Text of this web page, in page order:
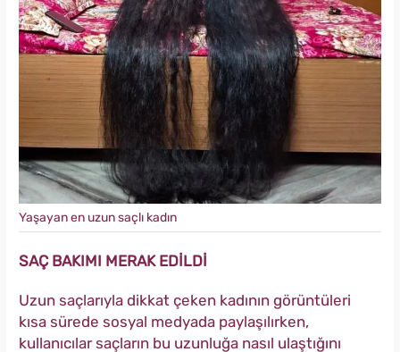
Yaşayan en uzun saçlı kadın
SAÇ BAKIMI MERAK EDİLDİ
Uzun saçlarıyla dikkat çeken kadının görüntüleri
kısa sürede sosyal medyada paylaşılırken,
kullanıcılar saçların bu uzunluğa nasıl ulaştığını